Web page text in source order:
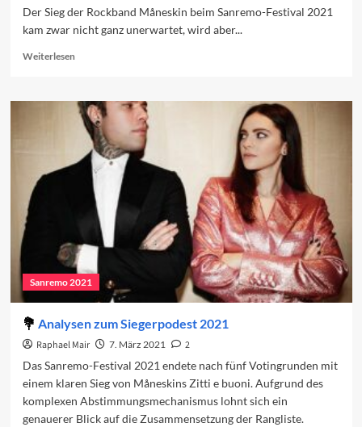
Der Sieg der Rockband Måneskin beim Sanremo-Festival 2021
kam zwar nicht ganz unerwartet, wird aber...
WeiterlesenRead
Måneskin:
Ein
historischer
Sieg?
Sanremo 2021
Analysen zum Siegerpodest 2021
Raphael Mair 7. März 2021
2
Das Sanremo-Festival 2021 endete nach fünf Votingrunden mit
einem klaren Sieg von Måneskins Zitti e buoni. Aufgrund des
komplexen Abstimmungsmechanismus lohnt sich ein
genauerer Blick auf die Zusammensetzung der Rangliste.